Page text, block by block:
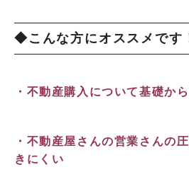
◆こんな方にオススメで
・不動産購入について基礎か
・不動産屋さんの営業さんの
きにくい